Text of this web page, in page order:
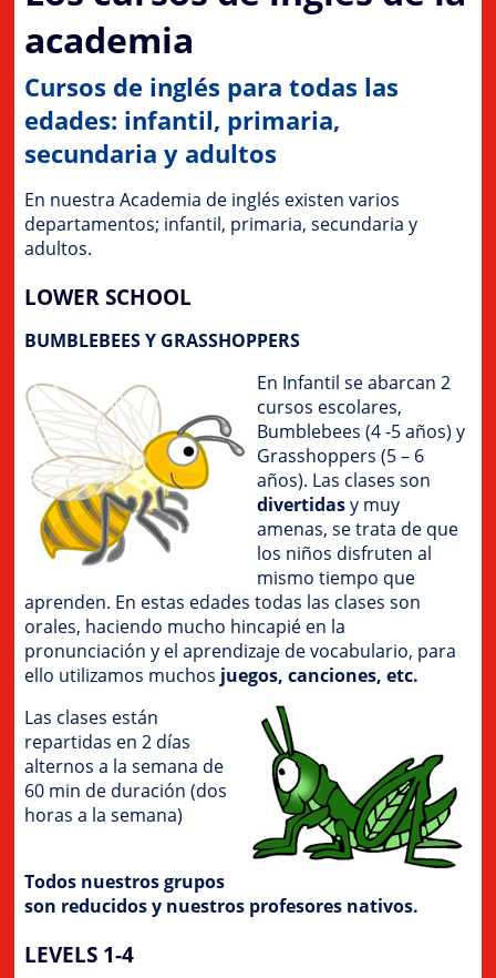
academia
Cursos de inglés para todas las
edades: infantil, primaria,
secundaria y adultos
En nuestra Academia de inglés existen varios
departamentos; infantil, primaria, secundaria y
adultos.
LOWER SCHOOL
BUMBLEBEES Y GRASSHOPPERS
En Infantil se abarcan 2
cursos escolares,
Bumblebees (4 -5 años) y
Grasshoppers (5 – 6
años). Las clases son
divertidasy muy
amenas, se trata de que
los niños disfruten al
mismo tiempo que
aprenden. En estas edades todas las clases son
orales, haciendo mucho hincapié en la
pronunciación y el aprendizaje de vocabulario, para
ello utilizamos muchos juegos, canciones, etc.
Las clases están
repartidas en 2 días
alternos a la semana de
60 min de duración (dos
horas a la semana)
Todos nuestros grupos
son reducidos y nuestros profesores nativos.
LEVELS 1-4